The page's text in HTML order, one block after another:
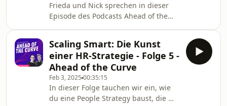
Frieda und Nick sprechen in dieser
Episode des Podcasts Ahead of the
Unternehmen objektiv zu messen. Sie
beleuchten bestehende Methoden,
die Schwierigkeiten bei der Definition
von Leistungskennzahlen und die
Problematik subjektiver Bewertungen.
Dabei geht es auch um den Einfluss
Scaling Smart: Die Kunst
einer HR-Strategie - Folge 5 -
Ahead of the Curve
Feb 3, 2025 00:35:15
In dieser Folge tauchen wir ein, wie
du eine People Strategy baust, die mit